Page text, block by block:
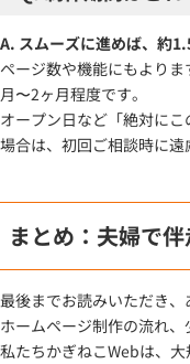
A. スムーズに進めば、約
ページ数や機能にもより
月〜2ヶ月程度です。
オープン日など「絶対に
場合は、初回ご相談時に遠
まとめ：夫婦で
最後までお読みいただき、
ホームページ制作の流れ
私たちかぎねこWebは、